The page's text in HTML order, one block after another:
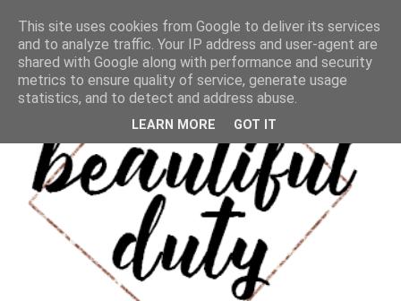
This site uses cookies from Google to deliver its services
and to analyze traffic. Your IP address and user-agent are
shared with Google along with performance and security
metrics to ensure quality of service, generate usage
statistics, and to detect and address abuse.
LEARN MORE GOT IT